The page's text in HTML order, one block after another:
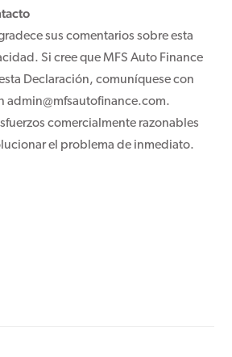
sus comentarios sobre esta
Si cree que MFS Auto Finance
Declaración, comuníquese con
admin@mfsautofinance.com.
comercialmente razonables
el problema de inmediato.